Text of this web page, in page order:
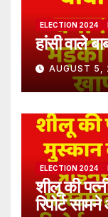
ELECTION 2024
हांसी वाले
AUGUST
ELECTION 2024
शीलू की
रिपोर्ट